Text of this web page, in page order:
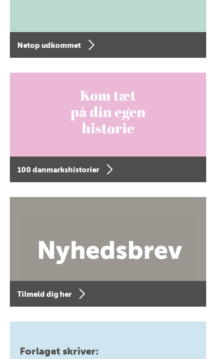
Netop udkommet
100 danmarkshistorier
Tilmeld dig her
Forlaget skriver: